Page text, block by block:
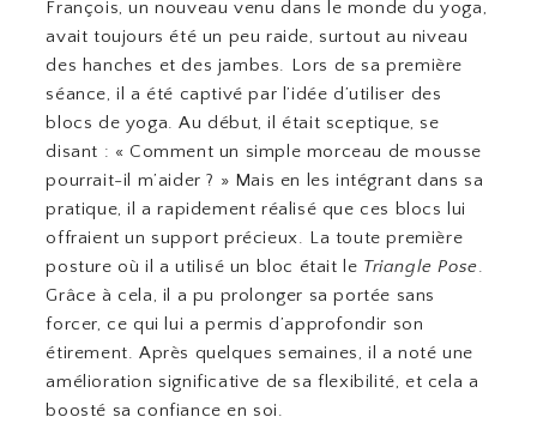
François, un nouveau venu dans le monde du yoga,
avait toujours été un peu raide, surtout au niveau
des hanches et des jambes. Lors de sa première
séance, il a été captivé par l’idée d’utiliser des
blocs de yoga. Au début, il était sceptique, se
disant : « Comment un simple morceau de mousse
pourrait-il m’aider ? » Mais en les intégrant dans sa
pratique, il a rapidement réalisé que ces blocs lui
offraient un support précieux. La toute première
posture où il a utilisé un bloc était le Triangle Pose.
Grâce à cela, il a pu prolonger sa portée sans
forcer, ce qui lui a permis d’approfondir son
étirement. Après quelques semaines, il a noté une
amélioration significative de sa flexibilité, et cela a
boosté sa confiance en soi.